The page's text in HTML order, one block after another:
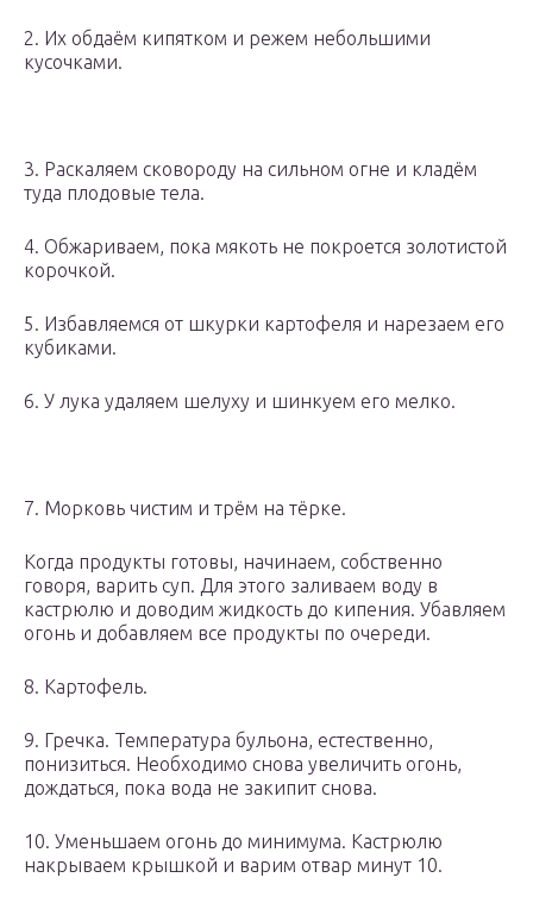
2. Их обдаём кипятком и режем небольшими
кусочками.
3. Раскаляем сковороду на сильном огне и кладём
туда плодовые тела.
4. Обжариваем, пока мякоть не покроется золотистой
корочкой.
5. Избавляемся от шкурки картофеля и нарезаем его
кубиками.
6. У лука удаляем шелуху и шинкуем его мелко.
7. Морковь чистим и трём на тёрке.
Когда продукты готовы, начинаем, собственно
говоря, варить суп. Для этого заливаем воду в
кастрюлю и доводим жидкость до кипения. Убавляем
огонь и добавляем все продукты по очереди.
8. Картофель.
9. Гречка. Температура бульона, естественно,
понизиться. Необходимо снова увеличить огонь,
дождаться, пока вода не закипит снова.
10. Уменьшаем огонь до минимума. Кастрюлю
накрываем крышкой и варим отвар минут 10.